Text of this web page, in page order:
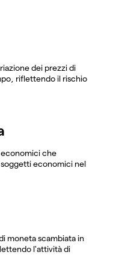
dei prezzi di
riflettendo il rischio
che
economici nel
moneta scambiata in
l'attività di